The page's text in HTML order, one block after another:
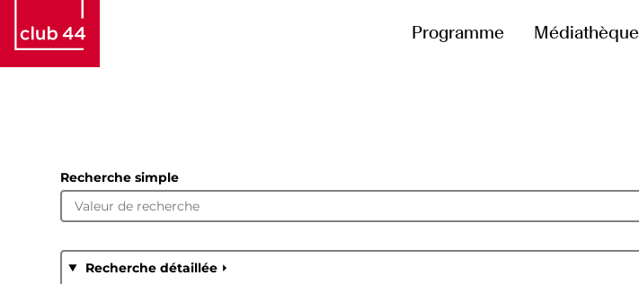
Programme Médiathèque
Recherche simple
Recherche détaillée